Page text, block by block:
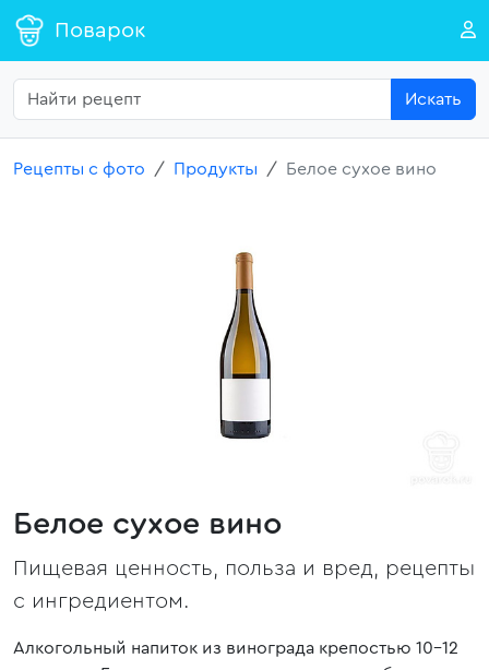
Поварок
Искать
Рецепты с фото Продукты Белое сухое вино
Белое сухое вино
Пищевая ценность, польза и вред, рецепты
с ингредиентом.
Алкогольный напиток из винограда крепостью 10-12